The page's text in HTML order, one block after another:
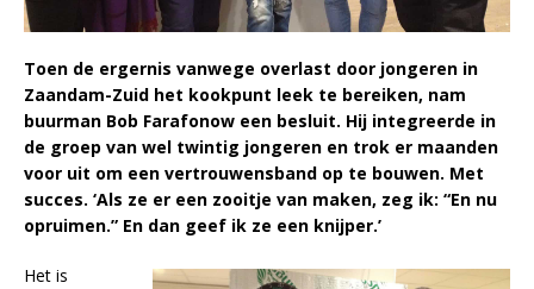
Toen de ergernis vanwege overlast door jongeren in
Zaandam-Zuid het kookpunt leek te bereiken, nam
buurman Bob Farafonow een besluit. Hij integreerde in
de groep van wel twintig jongeren en trok er maanden
voor uit om een vertrouwensband op te bouwen. Met
succes. ‘Als ze er een zooitje van maken, zeg ik: “En nu
opruimen.” En dan geef ik ze een knijper.’
Het is